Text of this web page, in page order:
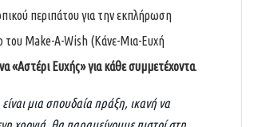
περιπάτου για την εκπλήρωση
του Make-A-Wish (Κάνε-Μια-Ευχή
«Αστέρι Ευχής» για κάθε συμμετέχοντα.
μια σπουδαία πράξη, ικανή να